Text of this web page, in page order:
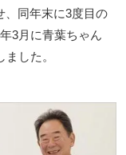
、同年末に3度目の
3月に青葉ちゃん
した。